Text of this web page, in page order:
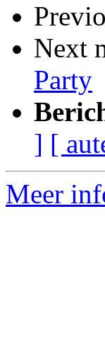
Next
Party
] [
Meer